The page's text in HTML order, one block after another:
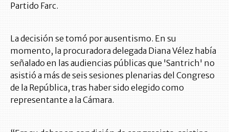
Partido Farc.
La decisión se tomó por ausentismo. En su
momento, la procuradora delegada Diana Vélez había
señalado en las audiencias públicas que 'Santrich' no
asistió a más de seis sesiones plenarias del Congreso
de la República, tras haber sido elegido como
representante a la Cámara.